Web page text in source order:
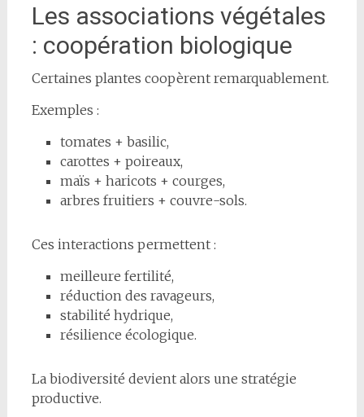
Les associations végétales
: coopération biologique
Certaines plantes coopèrent remarquablement.
Exemples :
tomates + basilic,
carottes + poireaux,
maïs + haricots + courges,
arbres fruitiers + couvre-sols.
Ces interactions permettent :
meilleure fertilité,
réduction des ravageurs,
stabilité hydrique,
résilience écologique.
La biodiversité devient alors une stratégie
productive.